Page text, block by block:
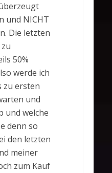
und NICHT
Die letzten
50%
werde ich
zu ersten
und
und welche
denn so
den letzten
meiner
zum Kauf